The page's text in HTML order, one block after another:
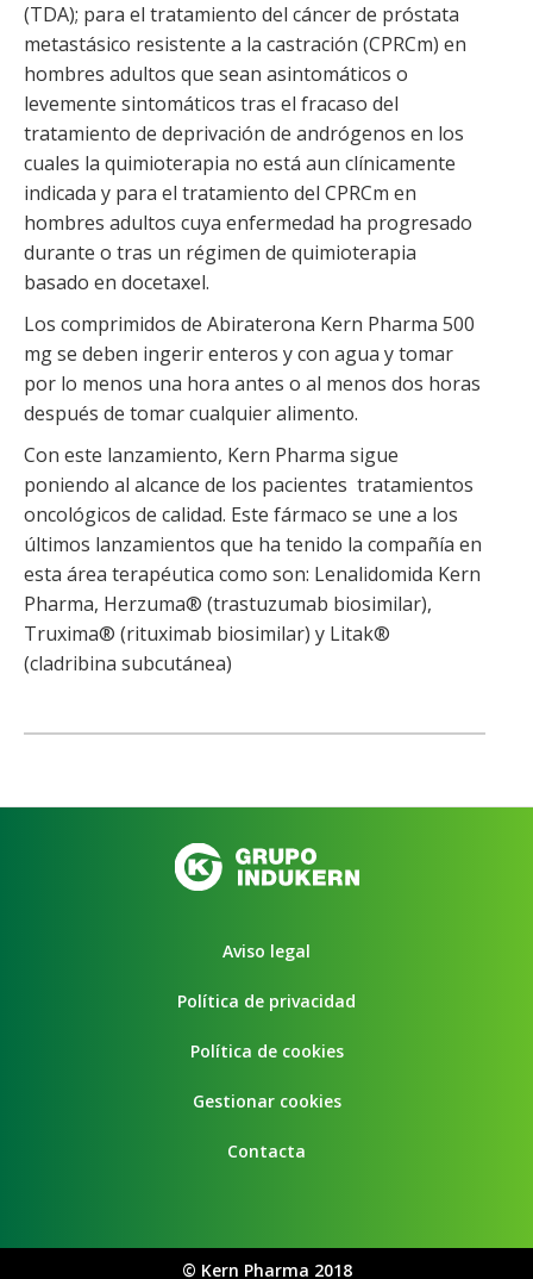
(TDA); para el tratamiento del cáncer de próstata
metastásico resistente a la castración (CPRCm) en
hombres adultos que sean asintomáticos o
levemente sintomáticos tras el fracaso del
tratamiento de deprivación de andrógenos en los
cuales la quimioterapia no está aun clínicamente
indicada y para el tratamiento del CPRCm en
hombres adultos cuya enfermedad ha progresado
durante o tras un régimen de quimioterapia
basado en docetaxel.
Los comprimidos de Abiraterona Kern Pharma 500
mg se deben ingerir enteros y con agua y tomar
por lo menos una hora antes o al menos dos horas
después de tomar cualquier alimento.
Con este lanzamiento, Kern Pharma sigue
poniendo al alcance de los pacientes tratamientos
oncológicos de calidad. Este fármaco se une a los
últimos lanzamientos que ha tenido la compañía en
esta área terapéutica como son: Lenalidomida Kern
Pharma, Herzuma® (trastuzumab biosimilar),
Truxima® (rituximab biosimilar) y Litak®
(cladribina subcutánea)
Aviso legal
Política de privacidad
Política de cookies
Gestionar cookies
Contacta
© Kern Pharma 2018